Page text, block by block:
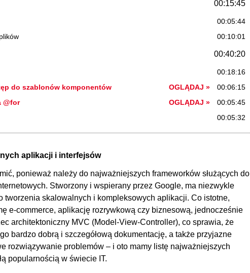
00:15:45
00:05:44
00:10:01
00:40:20
00:18:16
do szablonów komponentów
OGLĄDAJ »
00:06:15
@for
OGLĄDAJ »
00:05:45
00:05:32
00:04:32
komponentów
router link itp.)
00:07:04
00:34:02
00:07:32
00:04:38
00:12:27
nowych pól
aplikacji i interfejsów
ponieważ należy do najważniejszych frameworków służących do
Stworzony i wspierany przez Google, ma niezwykle
tworzenia skalowalnych i kompleksowych aplikacji. Co istotne,
e-commerce, aplikację rozrywkową czy biznesową, jednocześnie
architektoniczny MVC (Model-View-Controller), co sprawia, że
bardzo dobrą i szczegółową dokumentację, a także przyjazne
rozwiązywanie problemów – i oto mamy listę najważniejszych
popularnością w świecie IT.